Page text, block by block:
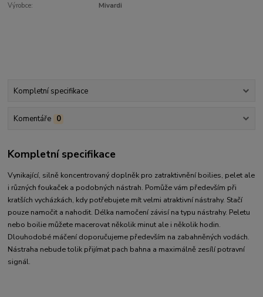
Výrobce:
Mivardi
Kompletní specifikace
Komentáře 0
Kompletní specifikace
Vynikající, silně koncentrovaný doplněk pro zatraktivnění boilies, pelet ale
i různých foukaček a podobných nástrah. Pomůže vám především při
kratších vycházkách, kdy potřebujete mít velmi atraktivní nástrahy. Stačí
pouze namočit a nahodit. Délka namočení závisí na typu nástrahy. Peletu
nebo boilie můžete macerovat několik minut ale i několik hodin.
Dlouhodobé máčení doporučujeme především na zabahněných vodách.
Nástraha nebude tolik přijímat pach bahna a maximálně zesílí potravní
signál.